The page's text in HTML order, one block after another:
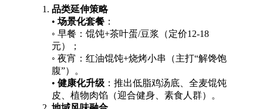
品类延伸策略
• 场景化套餐 ：
◦ 早餐：馄饨+茶叶蛋/豆浆（定价12-18
元）；
◦ 夜宵：红油馄饨+烧烤小串（主打“解馋饱
腹”）。
• 健康化升级 ：推出低脂鸡汤底、全麦馄饨
皮、植物肉馅（迎合健身、素食人群）。